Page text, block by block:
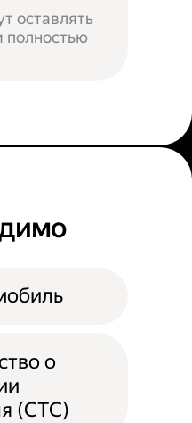
оставлять
полностью
о
(СТС)